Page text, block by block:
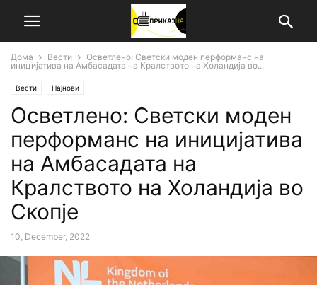
Дома Вести
Oсветлено: Светски моден перформанс на
иницијатива на Амбасадата на Кралството на Холандија во...
Вести Најнови
Oсветлено: Светски моден
перформанс на иницијатива
на Амбасадата на
Кралството на Холандија во
Скопје
10, December, 2022